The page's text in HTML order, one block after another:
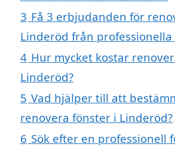
3 Få 3 erbjudanden för
Linderöd från
4 Hur mycket kostar
Linderöd?
5 Vad hjälper till att
renovera fönster i Linderöd?
6 Sök efter en professionell